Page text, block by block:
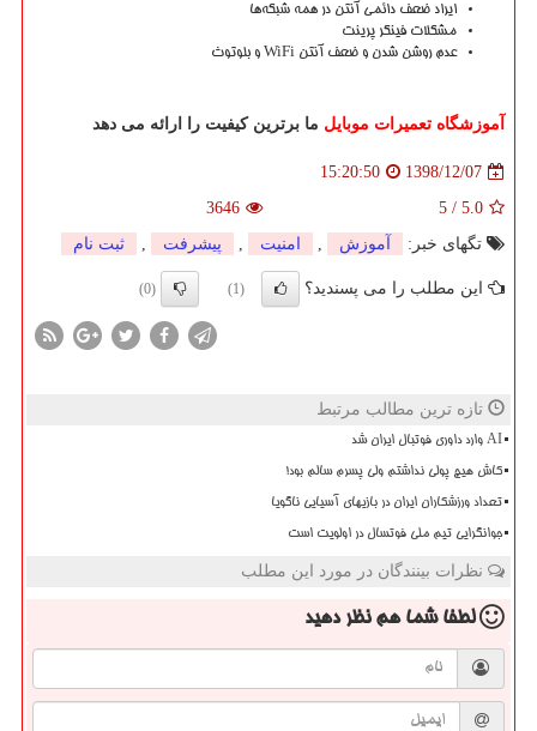
ایراد ضعف دائمی آنتن در همه شبکه‌ها
مشکلات فینگر پرینت
عدم روشن شدن و ضعف آنتن WiFi و بلوتوث
آموزشگاه تعمیرات موبایل ما برترین کیفیت را ارائه می دهد
1398/12/07
15:20:50
5.0
/
5
3646
تگهای خبر:
آموزش , امنیت , پیشرفت , ثبت نام
این مطلب را می پسندید؟ (1)
(0)
تازه ترین مطالب مرتبط
AI وارد داوری فوتبال ایران شد
کاش هیچ پولی نداشتم ولی پسرم سالم بود!
تعداد ورزشکاران ایران در بازیهای آسیایی ناگویا
جوانگرایی تیم ملی فوتسال در اولویت است
نظرات بینندگان در مورد این مطلب
لطفا شما همنظر دهید